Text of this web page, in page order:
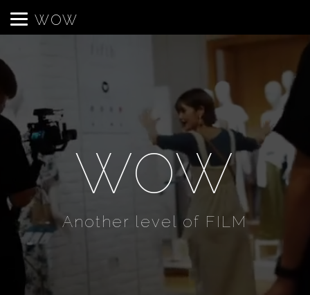
WOW
WOW
Another level of FILM